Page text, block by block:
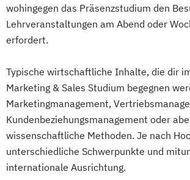
wohingegen das Präsenzstudium den
Lehrveranstaltungen am Abend oder
erfordert.
Typische wirtschaftliche Inhalte, die dir
Marketing & Sales Studium begegnen
Marketingmanagement,
Kundenbeziehungsmanagement oder
wissenschaftliche Methoden. Je nach
unterschiedliche Schwerpunkte und
internationale Ausrichtung.